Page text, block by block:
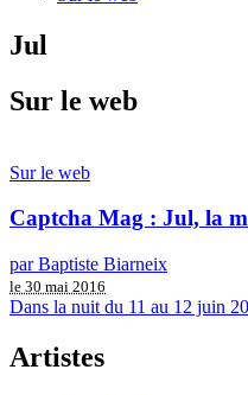
Jul
Sur le web
Sur le web
Captcha Mag : Jul, la
par Baptiste Biarneix
le 30 mai 2016
Dans la nuit du 11 au 12 juin
Artistes